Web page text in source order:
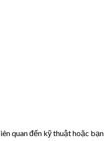
quan đến kỹ thuật hoặc bạn